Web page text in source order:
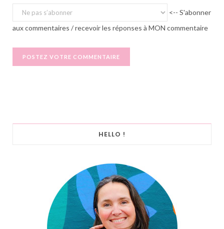
<-- S'abonner
aux commentaires / recevoir les réponses à MON commentaire
HELLO !